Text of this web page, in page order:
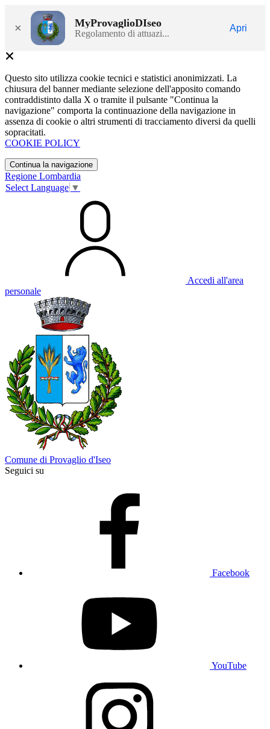
× MyProvaglioDIseo
Regolamento di attuazi...
Apri
Questo sito utilizza cookie tecnici e statistici anonimizzati. La
chiusura del banner mediante selezione dell'apposito comando
contraddistinto dalla X o tramite il pulsante "Continua la
navigazione" comporta la continuazione della navigazione in
assenza di cookie o altri strumenti di tracciamento diversi da quelli
sopracitati.
COOKIE POLICY
Continua la navigazione
Regione Lombardia
Select Language ▼
Accedi all'area
personale
Comune di Provaglio d'Iseo
Seguici su
Facebook
YouTube